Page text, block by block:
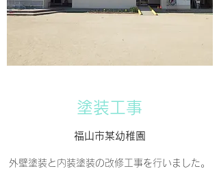
​​塗装工事
​​福山市某幼稚園
​外壁塗装と内装塗装の改修工事を行いました。​